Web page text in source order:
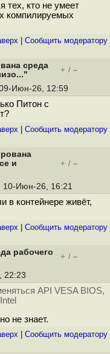
тех, кто не умеет
компилируемых
Cообщить модератору
среда
+ / –
Июн-26, 12:59
Питон с
Cообщить модератору
и
+ / –
10-Июн-26, 16:21
в контейнере живёт,
Cообщить модератору
рабочего
+ / –
22:23
API VESA BIOS,
не знает.
Cообщить модератору